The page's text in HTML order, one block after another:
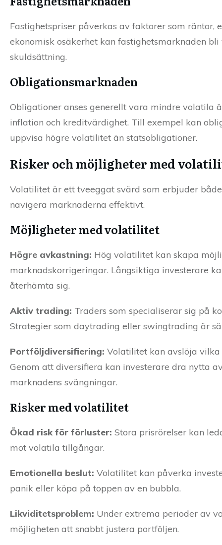
Fastighetspriser påverkas av faktorer som
ekonomisk osäkerhet kan fastighetsmarknaden
skuldsättning.
Obligationsmarknaden
Obligationer anses generellt vara mindre volatila
inflation och kreditvärdighet. Till exempel kan
uppvisa högre volatilitet än statsobligationer.
Risker och möjligheter med
Volatilitet är ett tveeggat svärd som erbjuder
navigera marknaderna effektivt.
Möjligheter med volatilitet
Högre avkastning: Hög volatilitet kan skapa
marknadskorrigeringar. Långsiktiga investerare
återhämta sig.
Aktiv trading: Traders som specialiserar sig på
Strategier som daytrading eller swingtrading är
Portföljdiversifiering: Volatilitet kan avslöja
Genom att diversifiera kan investerare dra nytta
marknadens svängningar.
Risker med volatilitet
Ökad risk för förluster: Stora prisrörelser kan
mot volatila tillgångar.
Emotionella beslut: Volatilitet kan påverka
panik eller köpa på toppen av en bubbla.
Likviditetsproblem: Under extrema perioder av
möjligheten att snabbt justera portföljen.